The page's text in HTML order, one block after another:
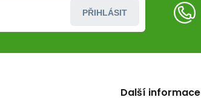
PŘIHLÁSIT
Další informace